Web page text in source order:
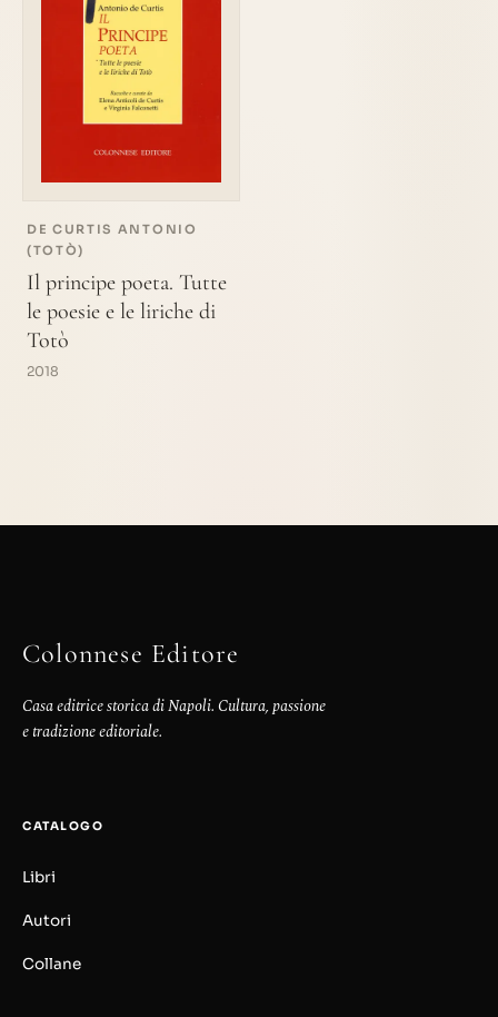
DE CURTIS ANTONIO
(TOTÒ)
Il principe poeta. Tutte
le poesie e le liriche di
Totò
2018
Colonnese Editore
Casa editrice storica di Napoli. Cultura, passione
e tradizione editoriale.
CATALOGO
Libri
Autori
Collane